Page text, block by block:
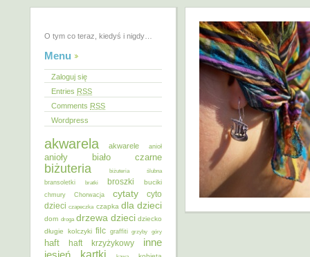
O tym co teraz, kiedyś i nigdy…
Menu
Zaloguj się
Entries RSS
Comments RSS
Wordpress
akwarela akwarele anioł
anioły biało czarne
biżuteria
biżuteria ślubna
bransoletki
bratki broszki buciki
chmury Chorwacja cytaty
cyto
dzieci czapeczka czapka dla dzieci
dom droga drzewa dzieci dziecko
długie kolczyki filc graffiti grzyby góry
haft haft krzyżykowy inne
jesień kartki